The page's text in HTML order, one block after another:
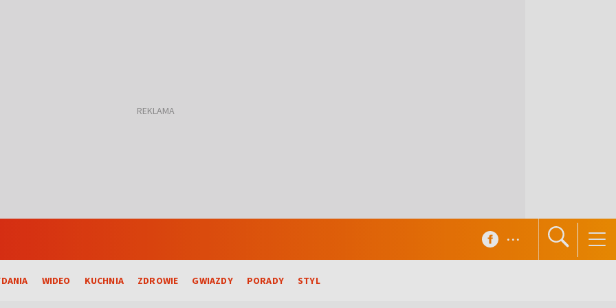
WIDEO KUCHNIA ZDROWIE GWIAZDY PORADY STYL
...